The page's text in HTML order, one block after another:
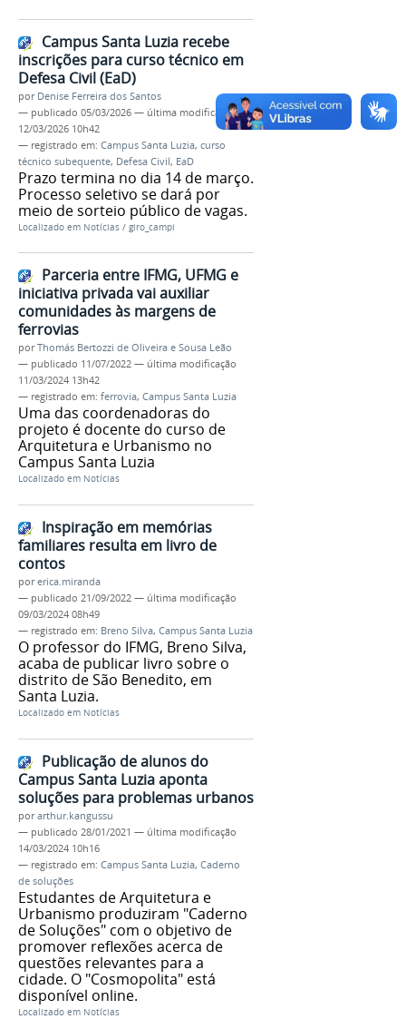
Campus Santa Luzia recebe
inscrições para curso técnico em
Defesa Civil (EaD)
por Denise Ferreira dos Santos
— publicado 05/03/2026 — última modificação
12/03/2026 10h42
— registrado em: Campus Santa Luzia, curso
técnico subequente, Defesa Civil, EaD
Prazo termina no dia 14 de março.
Processo seletivo se dará por
meio de sorteio público de vagas.
Localizado em Notícias / giro_campi
Parceria entre IFMG, UFMG e
iniciativa privada vai auxiliar
comunidades às margens de
ferrovias
porThomás Bertozzi de Oliveira e Sousa Leão
— publicado 11/07/2022 — última modificação
11/03/2024 13h42
— registrado em: ferrovia, Campus Santa Luzia
Uma das coordenadoras do
projeto é docente do curso de
Arquitetura e Urbanismo no
Campus Santa Luzia
Localizado em Notícias
Inspiração em memórias
familiares resulta em livro de
contos
porerica.miranda
— publicado 21/09/2022 — última modificação
09/03/2024 08h49
— registrado em: Breno Silva, Campus Santa Luzia
O professor do IFMG, Breno Silva,
acaba de publicar livro sobre o
distrito de São Benedito, em
Santa Luzia.
Localizado em Notícias
Publicação de alunos do
Campus Santa Luzia aponta
soluções para problemas urbanos
porarthur.kangussu
— publicado 28/01/2021 — última modificação
14/03/2024 10h16
— registrado em: Campus Santa Luzia, Caderno
de soluções
Estudantes de Arquitetura e
Urbanismo produziram "Caderno
de Soluções" com o objetivo de
promover reflexões acerca de
questões relevantes para a
cidade. O "Cosmopolita" está
disponível online.
Localizado em Notícias